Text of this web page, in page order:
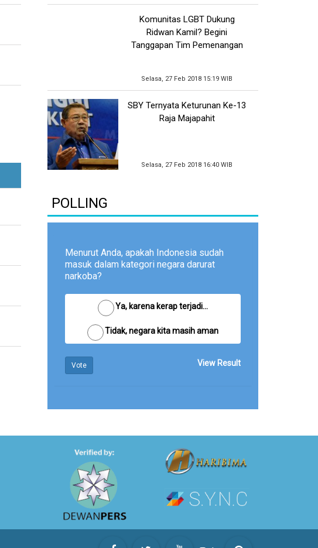
Komunitas LGBT Dukung
Ridwan Kamil? Begini
Tanggapan Tim Pemenangan
Selasa, 27 Feb 2018 15:19 WIB
SBY Ternyata Keturunan Ke-13
Raja Majapahit
Selasa, 27 Feb 2018 16:40 WIB
POLLING
Menurut Anda, apakah Indonesia sudah
masuk dalam kategori negara darurat
narkoba?
Ya, karena kerap terjadi...
Tidak, negara kita masih aman
Vote View Result